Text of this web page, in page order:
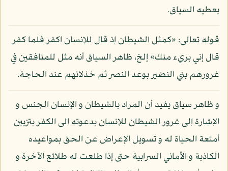
يعطيه السياق.
قوله تعالى: «كمثل الشيطان إذ قال للإنسان اكفر فلما كفر
قال إني بريء منك» إلخ، ظاهر السياق أنه مثل للمنافقين في
غرورهم بني النضير بوعد النصر ثم خذلانهم عند الحاجة.
و ظاهر سياق يفيد أن المراد بالشيطان و الإنسان الجنس و
الإشارة إلى غرور الشيطان للإنسان بدعوته إلى الكفر بتزيين
أمتعة الحياة له و تسويل الإعراض عن الحق بمواعيده
الكاذبة و الأماني السرابية حتى إذا طلعت له طلائع الآخرة و